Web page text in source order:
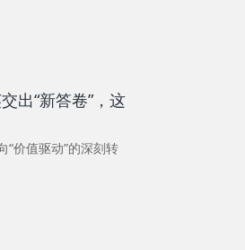
出“新答卷”，这
“价值驱动”的深刻转